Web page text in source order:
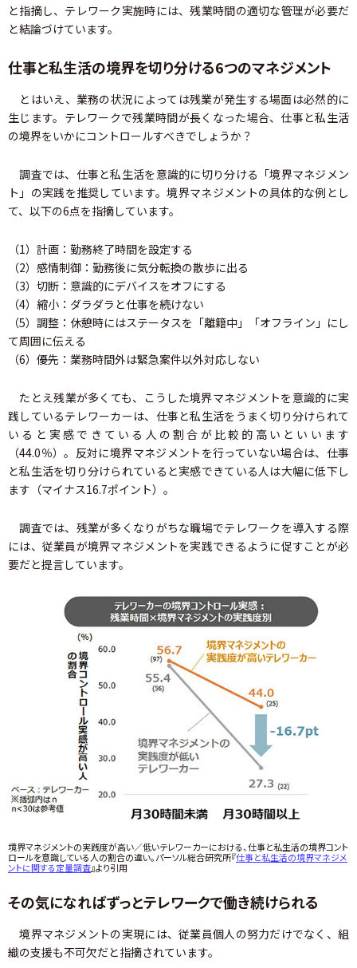
と指摘し、テレワーク実施時には、残業時間の適切な管理が必要だ
と結論づけています。
仕事と私生活の境界を切り分ける6つのマネジメント
とはいえ、業務の状況によっては残業が発生する場面は必然的に
生じます。テレワークで残業時間が長くなった場合、仕事と私生活
の境界をいかにコントロールすべきでしょうか？
調査では、仕事と私生活を意識的に切り分ける「境界マネジメン
ト」の実践を推奨しています。境界マネジメントの具体的な例とし
て、以下の6点を指摘しています。
（1）計画：勤務終了時間を設定する
（2）感情制御：勤務後に気分転換の散歩に出る
（3）切断：意識的にデバイスをオフにする
（4）縮小：ダラダラと仕事を続けない
（5）調整：休憩時にはステータスを「離籍中」「オフライン」にし
て周囲に伝える
（6）優先：業務時間外は緊急案件以外対応しない
たとえ残業が多くても、こうした境界マネジメントを意識的に実
践しているテレワーカーは、仕事と私生活をうまく切り分けられて
いると実感できている人の割合が比較的高いといいます
（44.0％）。反対に境界マネジメントを行っていない場合は、仕事
と私生活を切り分けられていると実感できている人は大幅に低下し
ます（マイナス16.7ポイント）。
調査では、残業が多くなりがちな職場でテレワークを導入する際
には、従業員が境界マネジメントを実践できるように促すことが必
要だと提言しています。
境界マネジメントの実践度が高い／低いテレワーカーにおける、仕事と私生活の境界コント
ロールを意識している人の割合の違い。パーソル総合研究所『仕事と私生活の境界マネジメ
ントに関する定量調査』より引用
その気になればずっとテレワークで働き続けられる
境界マネジメントの実現には、従業員個人の努力だけでなく、組
織の支援も不可欠だと指摘されています。